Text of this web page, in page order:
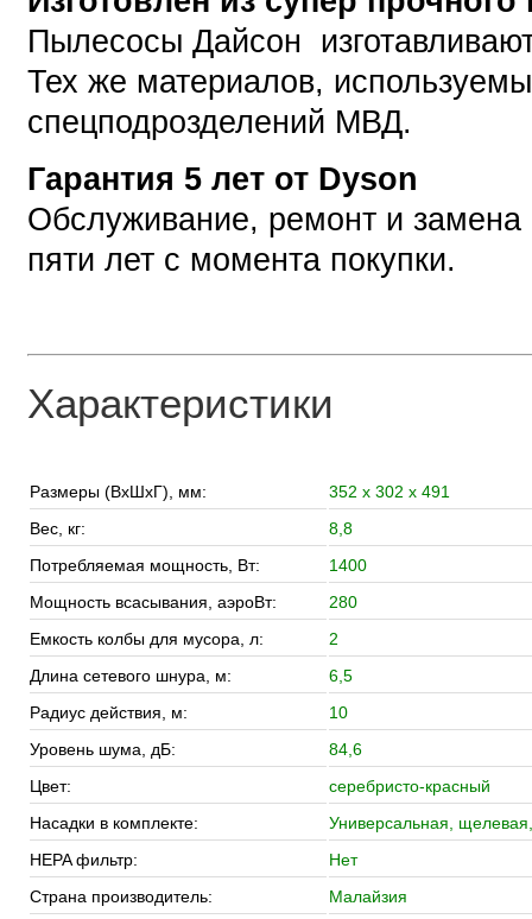
Пылесосы Дайсон
Тех же материалов,
спецподрозделений МВД.
Гарантия 5 лет от Dyson
Обслуживание, ремонт и
пяти лет с момента покупки.
Характеристики
Размеры (ВхШхГ), мм:
352 x 302 x 491
Вес, кг:
8,8
Потребляемая мощность, Вт:
1400
Мощность всасывания, аэроВт:
280
Емкость колбы для мусора, л:
2
Длина сетевого шнура, м:
6,5
Радиус действия, м:
10
Уровень шума, дБ:
84,6
Цвет:
cеребристо-красный
Насадки в комплекте:
Универсальная,
HEPA фильтр:
Нет
Страна производитель:
Малайзия